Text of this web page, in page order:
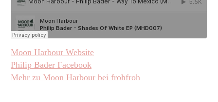
Moon Harbour Website
Philip Bader Facebook
Mehr zu Moon Harbour bei frohfroh